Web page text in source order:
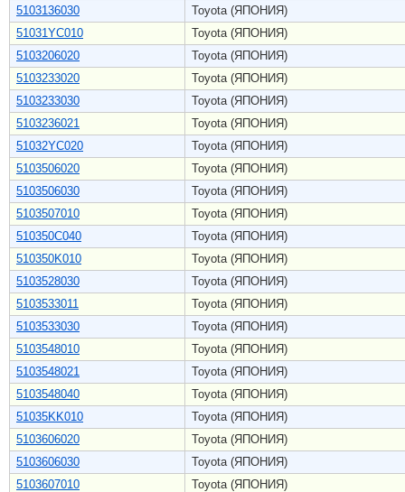
5103136030
Toyota (ЯПОНИЯ)
51031YC010
Toyota (ЯПОНИЯ)
5103206020
Toyota (ЯПОНИЯ)
5103233020
Toyota (ЯПОНИЯ)
5103233030
Toyota (ЯПОНИЯ)
5103236021
Toyota (ЯПОНИЯ)
51032YC020
Toyota (ЯПОНИЯ)
5103506020
Toyota (ЯПОНИЯ)
5103506030
Toyota (ЯПОНИЯ)
5103507010
Toyota (ЯПОНИЯ)
510350C040
Toyota (ЯПОНИЯ)
510350K010
Toyota (ЯПОНИЯ)
5103528030
Toyota (ЯПОНИЯ)
5103533011
Toyota (ЯПОНИЯ)
5103533030
Toyota (ЯПОНИЯ)
5103548010
Toyota (ЯПОНИЯ)
5103548021
Toyota (ЯПОНИЯ)
5103548040
Toyota (ЯПОНИЯ)
51035KK010
Toyota (ЯПОНИЯ)
5103606020
Toyota (ЯПОНИЯ)
5103606030
Toyota (ЯПОНИЯ)
5103607010
Toyota (ЯПОНИЯ)